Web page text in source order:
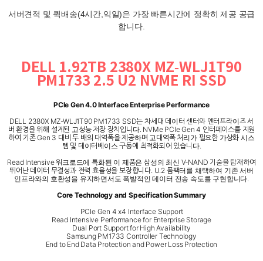
서버견적 및 퀵배송(4시간,익일)은 가장 빠른시간에 정확히 제공 공급
합니다.
DELL 1.92TB 2380X MZ-WLJ1T90
PM1733 2.5 U2 NVME RI SSD
PCIe Gen 4.0 Interface Enterprise Performance
DELL 2380X MZ-WLJ1T90 PM1733 SSD는 차세대 데이터 센터와 엔터프라이즈 서
버 환경을 위해 설계된 고성능 저장 장치입니다. NVMe PCIe Gen 4 인터페이스를 지원
하여 기존 Gen 3 대비 두 배의 대역폭을 제공하며 고대역폭 처리가 필요한 가상화 시스
템 및 데이터베이스 구동에 최적화되어 있습니다.
Read Intensive 워크로드에 특화된 이 제품은 삼성의 최신 V-NAND 기술을 탑재하여
뛰어난 데이터 무결성과 전력 효율성을 보장합니다. U.2 폼팩터를 채택하여 기존 서버
인프라와의 호환성을 유지하면서도 폭발적인 데이터 전송 속도를 구현합니다.
Core Technology and Specification Summary
PCIe Gen 4 x4 Interface Support
Read Intensive Performance for Enterprise Storage
Dual Port Support for High Availability
Samsung PM1733 Controller Technology
End to End Data Protection and Power Loss Protection